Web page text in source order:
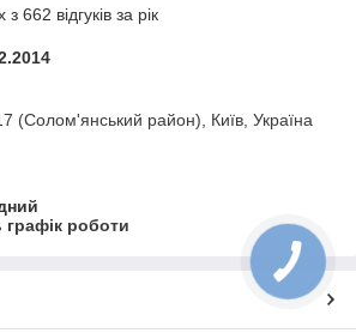
662 відгуків за рік
(Солом'янський район), Київ, Україна
графік роботи